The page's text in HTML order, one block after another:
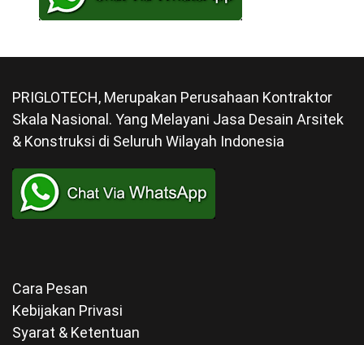
PRIGLOTECH, Merupakan Perusahaan Kontraktor
Skala Nasional. Yang Melayani Jasa Desain Arsitek
& Konstruksi di Seluruh Wilayah Indonesia
Cara Pesan
Kebijakan Privasi
Syarat & Ketentuan